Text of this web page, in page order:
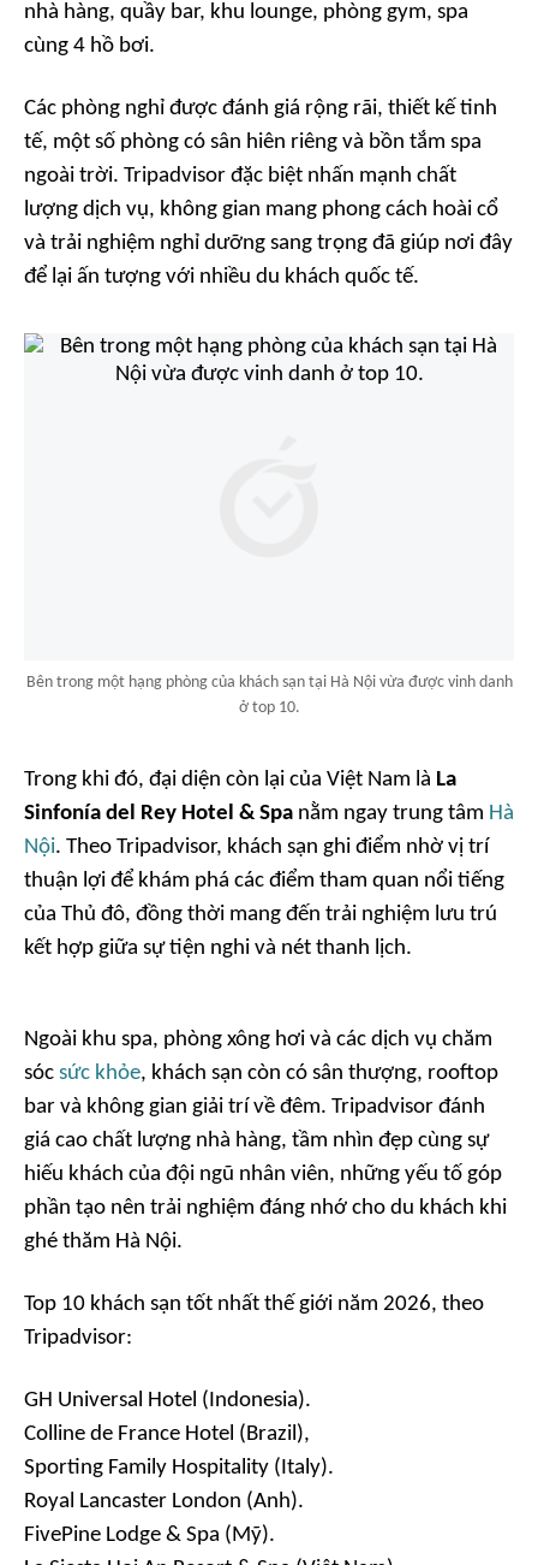
nhà hàng, quầy bar, khu lounge, phòng gym, spa
cùng 4 hồ bơi.
Các phòng nghỉ được đánh giá rộng rãi, thiết kế tinh
tế, một số phòng có sân hiên riêng và bồn tắm spa
ngoài trời. Tripadvisor đặc biệt nhấn mạnh chất
lượng dịch vụ, không gian mang phong cách hoài cổ
và trải nghiệm nghỉ dưỡng sang trọng đã giúp nơi đây
để lại ấn tượng với nhiều du khách quốc tế.
Bên trong một hạng phòng của khách sạn tại Hà Nội vừa được vinh danh
ở top 10.
Trong khi đó, đại diện còn lại của Việt Nam là La
Sinfonía del Rey Hotel & Spa nằm ngay trung tâm Hà
Nội. Theo Tripadvisor, khách sạn ghi điểm nhờ vị trí
thuận lợi để khám phá các điểm tham quan nổi tiếng
của Thủ đô, đồng thời mang đến trải nghiệm lưu trú
kết hợp giữa sự tiện nghi và nét thanh lịch.
Ngoài khu spa, phòng xông hơi và các dịch vụ chăm
sóc sức khỏe, khách sạn còn có sân thượng, rooftop
bar và không gian giải trí về đêm. Tripadvisor đánh
giá cao chất lượng nhà hàng, tầm nhìn đẹp cùng sự
hiếu khách của đội ngũ nhân viên, những yếu tố góp
phần tạo nên trải nghiệm đáng nhớ cho du khách khi
ghé thăm Hà Nội.
Top 10 khách sạn tốt nhất thế giới năm 2026, theo
Tripadvisor:
GH Universal Hotel (Indonesia).
Colline de France Hotel (Brazil),
Sporting Family Hospitality (Italy).
Royal Lancaster London (Anh).
FivePine Lodge & Spa (Mỹ).